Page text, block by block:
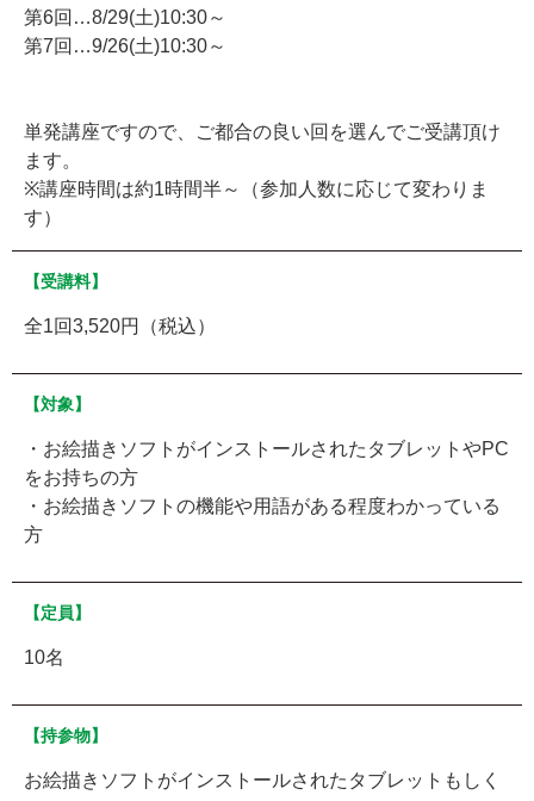
第6回…8/29(土)10:30～
第7回…9/26(土)10:30～
単発講座ですので、ご都合の良い回を選んでご受講頂け
ます。
※講座時間は約1時間半～（参加人数に応じて変わりま
す）
【受講料】
全1回3,520円（税込）
【対象】
・お絵描きソフトがインストールされたタブレットやPC
をお持ちの方
・お絵描きソフトの機能や用語がある程度わかっている
方
【定員】
10名
【持参物】
お絵描きソフトがインストールされたタブレットもしく